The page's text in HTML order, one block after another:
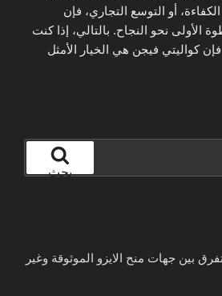
أو التوسع التجاري، فإن
الأولى نحو النجاح. بالتالي، إذا كنت
كواليتي فيجن هي الخيار الأمثل
بحث
تفرق بين جهات منح الايزو الموثوقة وغير